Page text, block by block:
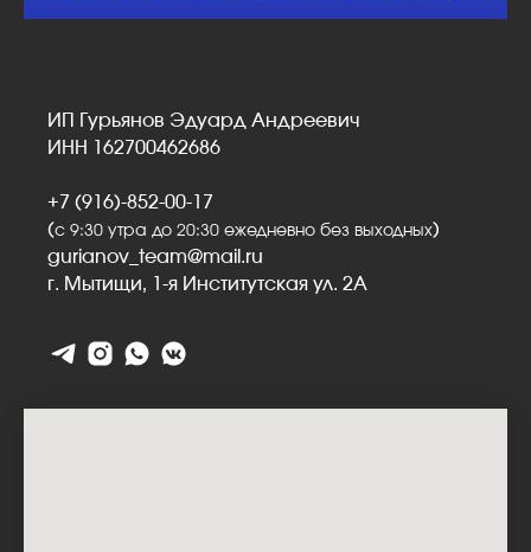
ИП Гурьянов Эдуард Андреевич
ИНН 162700462686
+7 (916)-852-00-17
(с 9:30 утра до 20:30 ежедневно без выходных)
gurianov_team@mail.ru
г. Мытищи, 1-я Институтская ул. 2А